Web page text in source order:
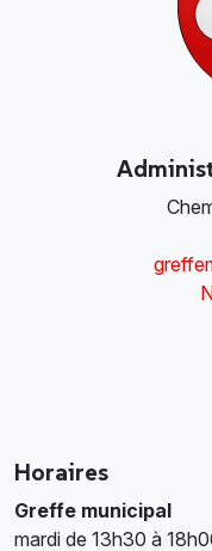
Horaires
Greffe municipal
mardi de 13h30 à